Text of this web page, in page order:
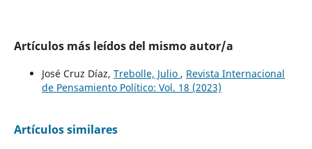
Artículos más leídos del mismo autor/a
José Cruz Díaz, Trebolle, Julio , Revista Internacional
de Pensamiento Político: Vol. 18 (2023)
Artículos similares